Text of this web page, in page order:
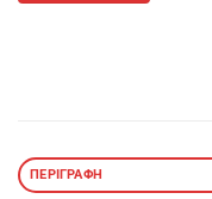
ΠΕΡΙΓΡΑΦΉ